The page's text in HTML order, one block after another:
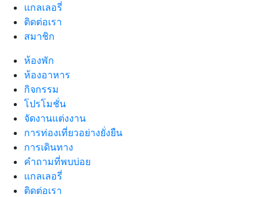
แกลเลอรี่
ติดต่อเรา
สมาชิก
ห้องพัก
ห้องอาหาร
กิจกรรม
โปรโมชั่น
จัดงานแต่งงาน
การท่องเที่ยวอย่างยั่งยืน
การเดินทาง
คำถามที่พบบ่อย
แกลเลอรี่
ติดต่อเรา